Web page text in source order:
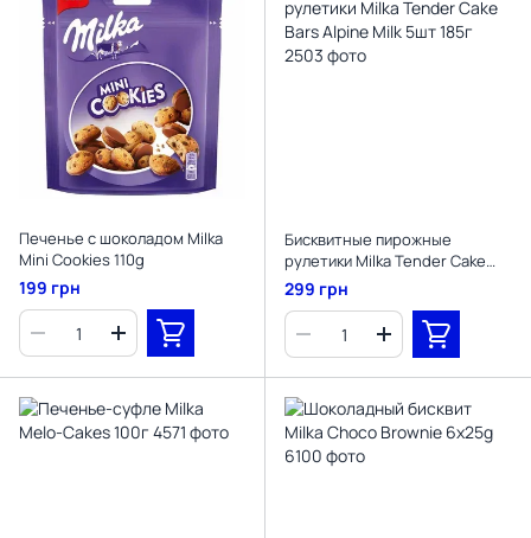
Печенье с шоколадом Milka
Mini Cookies 110g
199 грн
Бисквитные пирожные
рулетики Milka Tender Cake
Bars Alpine Milk 5шт 185г
299 грн